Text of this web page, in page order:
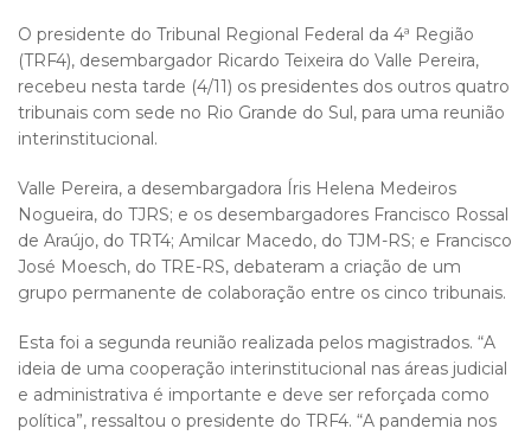
O presidente do Tribunal Regional Federal da 4ª Região
(TRF4), desembargador Ricardo Teixeira do Valle Pereira,
recebeu nesta tarde (4/11) os presidentes dos outros quatro
tribunais com sede no Rio Grande do Sul, para uma reunião
interinstitucional.
Valle Pereira, a desembargadora Íris Helena Medeiros
Nogueira, do TJRS; e os desembargadores Francisco Rossal
de Araújo, do TRT4; Amilcar Macedo, do TJM-RS; e Francisco
José Moesch, do TRE-RS, debateram a criação de um
grupo permanente de colaboração entre os cinco tribunais.
Esta foi a segunda reunião realizada pelos magistrados. “A
ideia de uma cooperação interinstitucional nas áreas judicial
e administrativa é importante e deve ser reforçada como
política”, ressaltou o presidente do TRF4. “A pandemia nos